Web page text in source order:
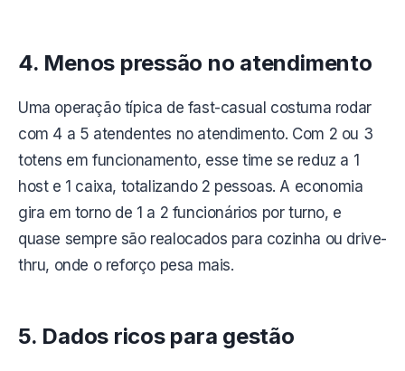
4. Menos pressão no atendimento
Uma operação típica de fast-casual costuma rodar
com 4 a 5 atendentes no atendimento. Com 2 ou 3
totens em funcionamento, esse time se reduz a 1
host e 1 caixa, totalizando 2 pessoas. A economia
gira em torno de 1 a 2 funcionários por turno, e
quase sempre são realocados para cozinha ou drive-
thru, onde o reforço pesa mais.
5. Dados ricos para gestão